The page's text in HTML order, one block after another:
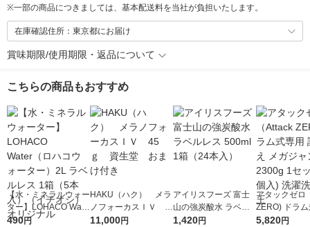
※一部の商品につきましては、基本配送料を当社が負担いたします。
在庫確認住所：東京都にお届け
賞味期限/使用期限・返品について
こちらの商品もおすすめ
【水・ミネラルウォー
ター】LOHACO Wate
r（ロハコウォータ
490円
HAKU（ハク） メラ
ノフォーカスＩＶ 4
5ｇ 資生堂 おまけ
11,000円
アイリスフーズ 富士
山の強炭酸水 ラベル
レス 500ml 1箱（24
1,420円
アタックゼロ
ZERO) ドラ
詰め替え メガ
5,820円